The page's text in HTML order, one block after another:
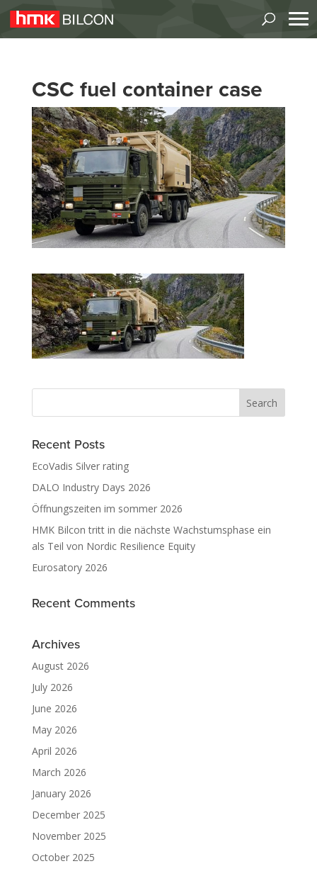
CSC fuel container case
Recent Posts
EcoVadis Silver rating
DALO Industry Days 2026
Öffnungszeiten im sommer 2026
HMK Bilcon tritt in die nächste Wachstumsphase ein
als Teil von Nordic Resilience Equity
Eurosatory 2026
Recent Comments
Archives
August 2026
July 2026
June 2026
May 2026
April 2026
March 2026
January 2026
December 2025
November 2025
October 2025